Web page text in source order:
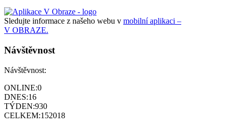
Sledujte informace z našeho webu v mobilní aplikaci –
V OBRAZE.
Návštěvnost
Návštěvnost:
ONLINE:0
DNES:16
TÝDEN:930
CELKEM:152018